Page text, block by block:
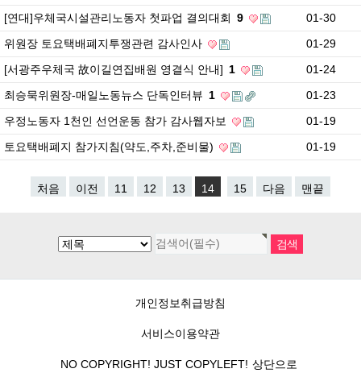
[연대]우체국시설관리노동자 첫파업 결의대회 9
01-30
위원장 토요택배폐지투쟁관련 감사인사
01-29
[서광주우체국 故이길연집배원 영결식 안내] 1
01-24
최승묵위원장-매일노동뉴스 단독인터뷰 1
01-23
우정노동자 1천인 선언운동 참가 감사웹자보
01-19
토요택배폐지 참가지침(약도,주차,준비물)
01-19
처음 이전 11 12 13 14 15 다음 맨끝
개인정보취급방침
서비스이용약관
NO COPYRIGHT! JUST COPYLEFT! 상단으로